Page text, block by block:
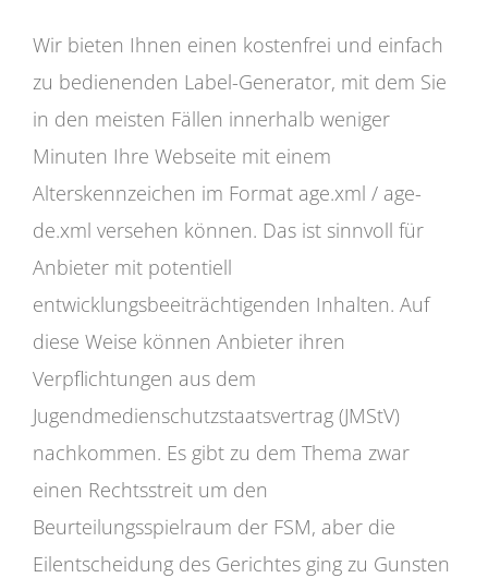
Wir bieten Ihnen einen kostenfrei und einfach
zu bedienenden Label-Generator, mit dem Sie
in den meisten Fällen innerhalb weniger
Minuten Ihre Webseite mit einem
Alterskennzeichen im Format age.xml / age-
de.xml versehen können. Das ist sinnvoll für
Anbieter mit potentiell
entwicklungsbeeiträchtigenden Inhalten. Auf
diese Weise können Anbieter ihren
Verpflichtungen aus dem
Jugendmedienschutzstaatsvertrag (JMStV)
nachkommen. Es gibt zu dem Thema zwar
einen Rechtsstreit um den
Beurteilungsspielraum der FSM, aber die
Eilentscheidung des Gerichtes ging zu Gunsten